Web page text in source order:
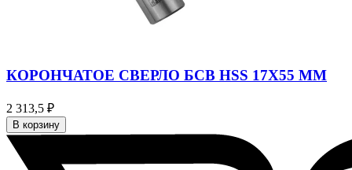
КОРОНЧАТОЕ СВЕРЛО БСВ HSS 17X55 ММ
2 313,5 ₽
В корзину